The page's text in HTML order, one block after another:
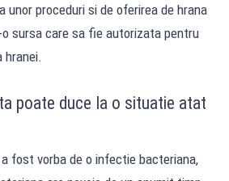
unor proceduri si de oferirea de hrana
sursa care sa fie autorizata pentru
hranei.
poate duce la o situatie atat
fost vorba de o infectie bacteriana,